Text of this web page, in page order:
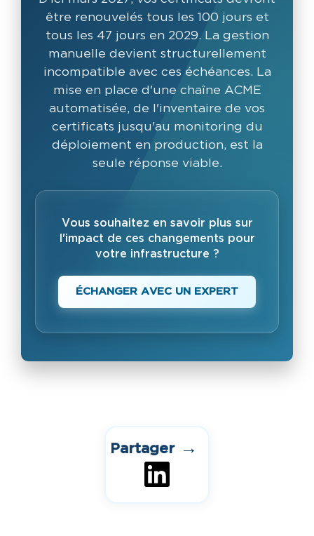
être renouvelés tous les 100 jours et
tous les 47 jours en 2029. La gestion
manuelle devient structurellement
incompatible avec ces échéances. La
mise en place d'une chaîne ACME
automatisée, de l'inventaire de vos
certificats jusqu'au monitoring du
déploiement en production, est la
seule réponse viable.
Vous souhaitez en savoir plus sur
l'impact de ces changements pour
votre infrastructure ?
ÉCHANGER AVEC UN EXPERT
Partager →